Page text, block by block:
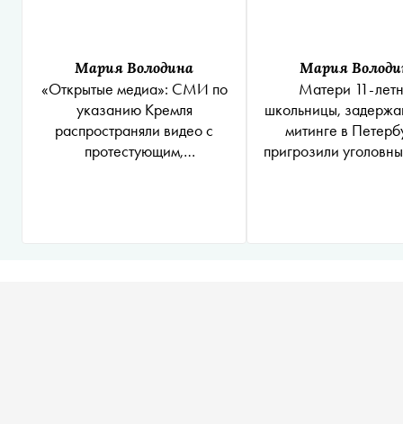
Мария Володина
«Открытые медиа»: СМИ по
указанию Кремля
распространяли видео с
протестующим,
Мария
Матери 11-
школьницы,
митинге в
пригрозили